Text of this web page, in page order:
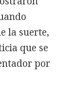
la suerte,
que se
por